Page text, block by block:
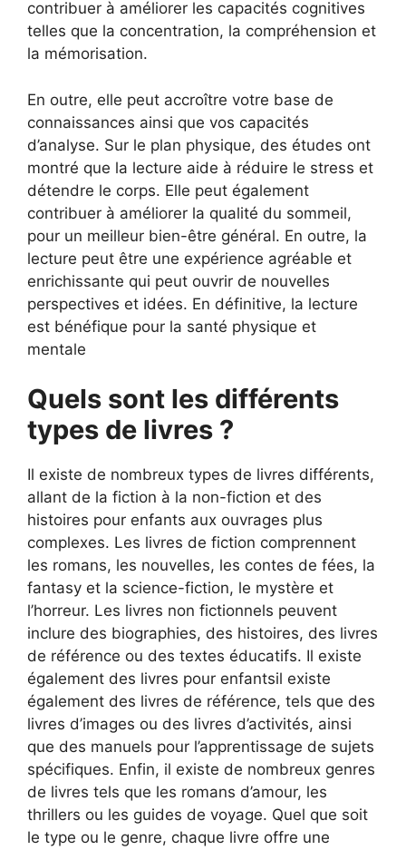
contribuer à améliorer les capacités cognitives
telles que la concentration, la compréhension et
la mémorisation.
En outre, elle peut accroître votre base de
connaissances ainsi que vos capacités
d’analyse. Sur le plan physique, des études ont
montré que la lecture aide à réduire le stress et
détendre le corps. Elle peut également
contribuer à améliorer la qualité du sommeil,
pour un meilleur bien-être général. En outre, la
lecture peut être une expérience agréable et
enrichissante qui peut ouvrir de nouvelles
perspectives et idées. En définitive, la lecture
est bénéfique pour la santé physique et
mentale
Quels sont les différents
types de livres ?
Il existe de nombreux types de livres différents,
allant de la fiction à la non-fiction et des
histoires pour enfants aux ouvrages plus
complexes. Les livres de fiction comprennent
les romans, les nouvelles, les contes de fées, la
fantasy et la science-fiction, le mystère et
l’horreur. Les livres non fictionnels peuvent
inclure des biographies, des histoires, des livres
de référence ou des textes éducatifs. Il existe
également des livres pour enfantsil existe
également des livres de référence, tels que des
livres d’images ou des livres d’activités, ainsi
que des manuels pour l’apprentissage de sujets
spécifiques. Enfin, il existe de nombreux genres
de livres tels que les romans d’amour, les
thrillers ou les guides de voyage. Quel que soit
le type ou le genre, chaque livre offre une